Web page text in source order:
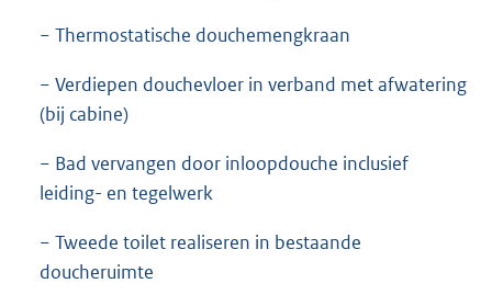
− Thermostatische douchemengkraan
− Verdiepen douchevloer in verband met afwatering
(bij cabine)
− Bad vervangen door inloopdouche inclusief
leiding- en tegelwerk
− Tweede toilet realiseren in bestaande
doucheruimte